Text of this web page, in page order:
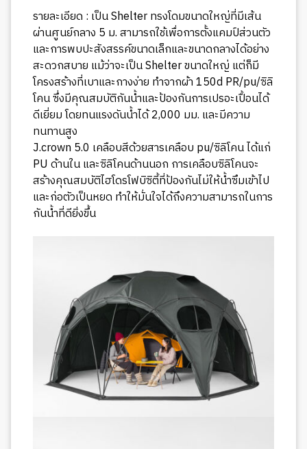
รายละเอียด : เป็น Shelter ทรงโดมขนาดใหญ่ที่มีเส้น
ผ่านศูนย์กลาง 5 ม. สามารถใช้เพื่อการตั้งแคมป์ส่วนตัว
และการพบปะสังสรรค์ขนาดเล็กและขนาดกลางได้อย่าง
สะดวกสบาย แม้ว่าจะเป็น Shelter ขนาดใหญ่ แต่ก็มี
โครงสร้างที่เบาและกางง่าย ทำจากผ้า 150d PR/pu/ซิลิ
โคน ซึ่งมีคุณสมบัติกันน้ำและป้องกันการเปรอะเปื้อนได้
ดีเยี่ยม โดยทนแรงดันน้ำได้ 2,000 มม. และมีความ
ทนทานสูง
J.crown 5.0 เคลือบสีด้วยสารเคลือบ pu/ซิลิโคน ได้แก่
PU ด้านใน และซิลิโคนด้านนอก การเคลือบซิลิโคนจะ
สร้างคุณสมบัติไฮโดรโฟบิซิตี้ที่ป้องกันไม่ให้น้ำซึมเข้าไป
และก่อตัวเป็นหยด ทำให้มั่นใจได้ถึงความสามารถในการ
กันน้ำที่ดียิ่งขึ้น